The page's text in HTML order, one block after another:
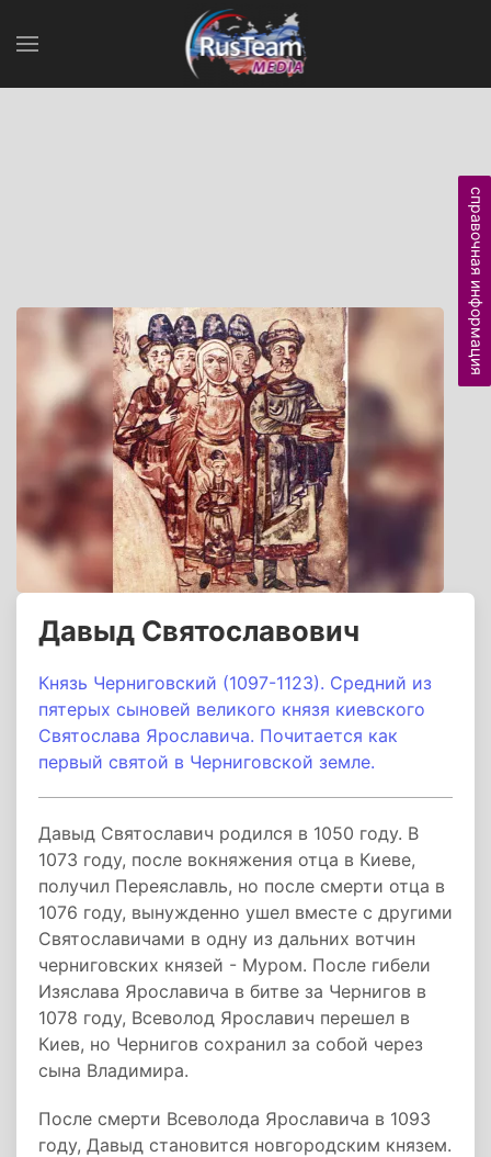
Давыд Святославович
Князь Черниговский (1097-1123). Средний из
пятерых сыновей великого князя киевского
Святослава Ярославича. Почитается как
первый святой в Черниговской земле.
Давыд Святославич родился в 1050 году. В
1073 году, после вокняжения отца в Киеве,
получил Переяславль, но после смерти отца в
1076 году, вынужденно ушел вместе с другими
Святославичами в одну из дальних вотчин
черниговских князей - Муром. После гибели
Изяслава Ярославича в битве за Чернигов в
1078 году, Всеволод Ярославич перешел в
Киев, но Чернигов сохранил за собой через
сына Владимира.
После смерти Всеволода Ярославича в 1093
году, Давыд становится новгородским князем.
справочная информация